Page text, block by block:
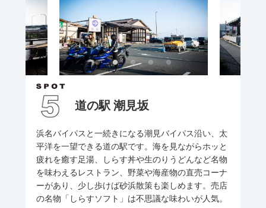
道の駅 潮見坂
浜名バイパスと一続きになる潮見バイパス沿い、太
平洋を一望できる道の駅です。海を見ながらホッと
疲れを癒す足湯、しらす丼や生のりうどんなど名物
を味わえるレストラン、野菜や海産物の直売コーナ
ーがあり、少し歩けば砂浜散策も楽しめます。売店
の名物「しらすソフト」は不思議な味わいが人気。